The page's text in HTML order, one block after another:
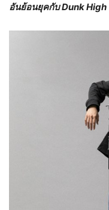
อันย้อนยุคกับDunk High